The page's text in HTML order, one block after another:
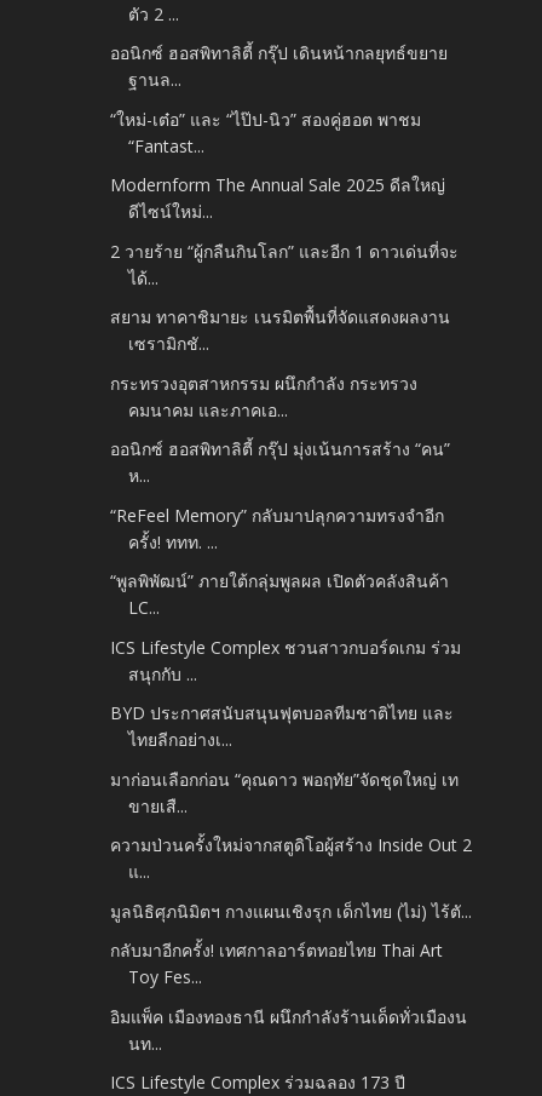
ตัว 2 ...
ออนิกซ์ ฮอสพิทาลิตี้ กรุ๊ป เดินหน้ากลยุทธ์ขยาย
ฐานล...
“ใหม่-เต๋อ” และ “ไป๊ป-นิว” สองคู่ฮอต พาชม
“Fantast...
Modernform The Annual Sale 2025 ดีลใหญ่
ดีไซน์ใหม่...
2 วายร้าย “ผู้กลืนกินโลก” และอีก 1 ดาวเด่นที่จะ
ได้...
สยาม ทาคาชิมายะ เนรมิตพื้นที่จัดแสดงผลงาน
เซรามิกชั...
กระทรวงอุตสาหกรรม ผนึกกำลัง กระทรวง
คมนาคม และภาคเอ...
ออนิกซ์ ฮอสพิทาลิตี้ กรุ๊ป มุ่งเน้นการสร้าง “คน”
ห...
“ReFeel Memory” กลับมาปลุกความทรงจำอีก
ครั้ง! ททท. ...
“พูลพิพัฒน์” ภายใต้กลุ่มพูลผล เปิดตัวคลังสินค้า
LC...
ICS Lifestyle Complex ชวนสาวกบอร์ดเกม ร่วม
สนุกกับ ...
BYD ประกาศสนับสนุนฟุตบอลทีมชาติไทย และ
ไทยลีกอย่างเ...
มาก่อนเลือกก่อน “คุณดาว พอฤทัย”จัดชุดใหญ่ เท
ขายเสื...
ความป่วนครั้งใหม่จากสตูดิโอผู้สร้าง Inside Out 2
แ...
มูลนิธิศุภนิมิตฯ กางแผนเชิงรุก เด็กไทย (ไม่) ไร้ตั...
กลับมาอีกครั้ง! เทศกาลอาร์ตทอยไทย Thai Art
Toy Fes...
อิมแพ็ค เมืองทองธานี ผนึกกำลังร้านเด็ดทั่วเมืองน
นท...
ICS Lifestyle Complex ร่วมฉลอง 173 ปี